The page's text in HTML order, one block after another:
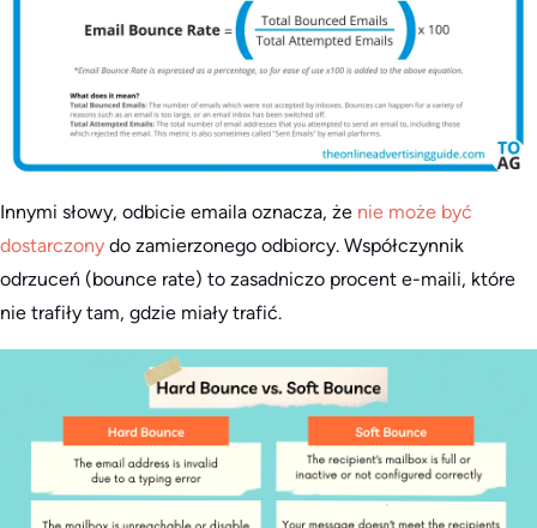
Innymi słowy, odbicie emaila oznacza, że nie może być
dostarczony do zamierzonego odbiorcy. Współczynnik
odrzuceń (bounce rate) to zasadniczo procent e-maili, które
nie trafiły tam, gdzie miały trafić.